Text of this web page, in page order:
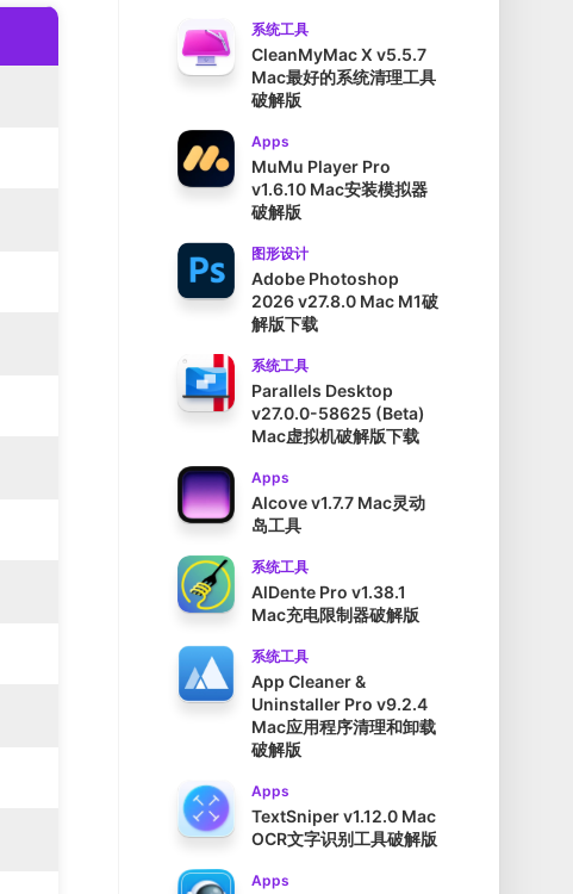
系统工具
CleanMyMac X v5.5.7
Mac最好的系统清理工具
破解版
Apps
MuMu Player Pro
v1.6.10 Mac安装模拟器
破解版
图形设计
Adobe Photoshop
2026 v27.8.0 Mac M1破
解版下载
系统工具
Parallels Desktop
v27.0.0-58625 (Beta)
Mac虚拟机破解版下载
Apps
Alcove v1.7.7 Mac灵动
岛工具
系统工具
AlDente Pro v1.38.1
Mac充电限制器破解版
系统工具
App Cleaner &
Uninstaller Pro v9.2.4
Mac应用程序清理和卸载
破解版
Apps
TextSniper v1.12.0 Mac
OCR文字识别工具破解版
Apps